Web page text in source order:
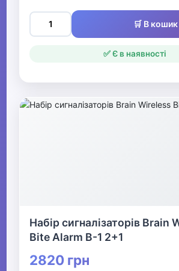
🛒 В кошик
✅ Є в наявності
Набір сигналізаторів Brain
Bite Alarm B-1 2+1
2820 грн